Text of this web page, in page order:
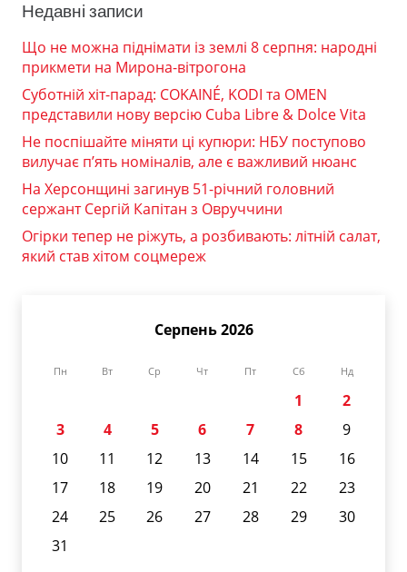
Недавні записи
Що не можна піднімати із землі 8 серпня: народні
прикмети на Мирона-вітрогона
Суботній хіт-парад: COKAINÉ, KODI та OMEN
представили нову версію Cuba Libre & Dolce Vita
Не поспішайте міняти ці купюри: НБУ поступово
вилучає п’ять номіналів, але є важливий нюанс
На Херсонщині загинув 51-річний головний
сержант Сергій Капітан з Овруччини
Огірки тепер не ріжуть, а розбивають: літній салат,
який став хітом соцмереж
Серпень 2026
Пн Вт Ср Чт Пт Сб Нд
1
2
3
4 5 6 7 8
9
10
11 12 13 14 15
16
17
18 19 20 21 22
23
24
25 26 27 28 29
30
31